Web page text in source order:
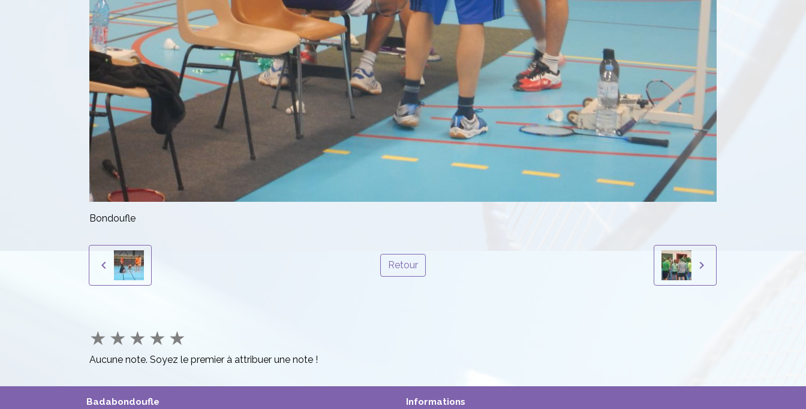
Bondoufle
Retour
★ ★ ★ ★ ★
Aucune note. Soyez le premier à attribuer une note !
Badabondoufle Informations